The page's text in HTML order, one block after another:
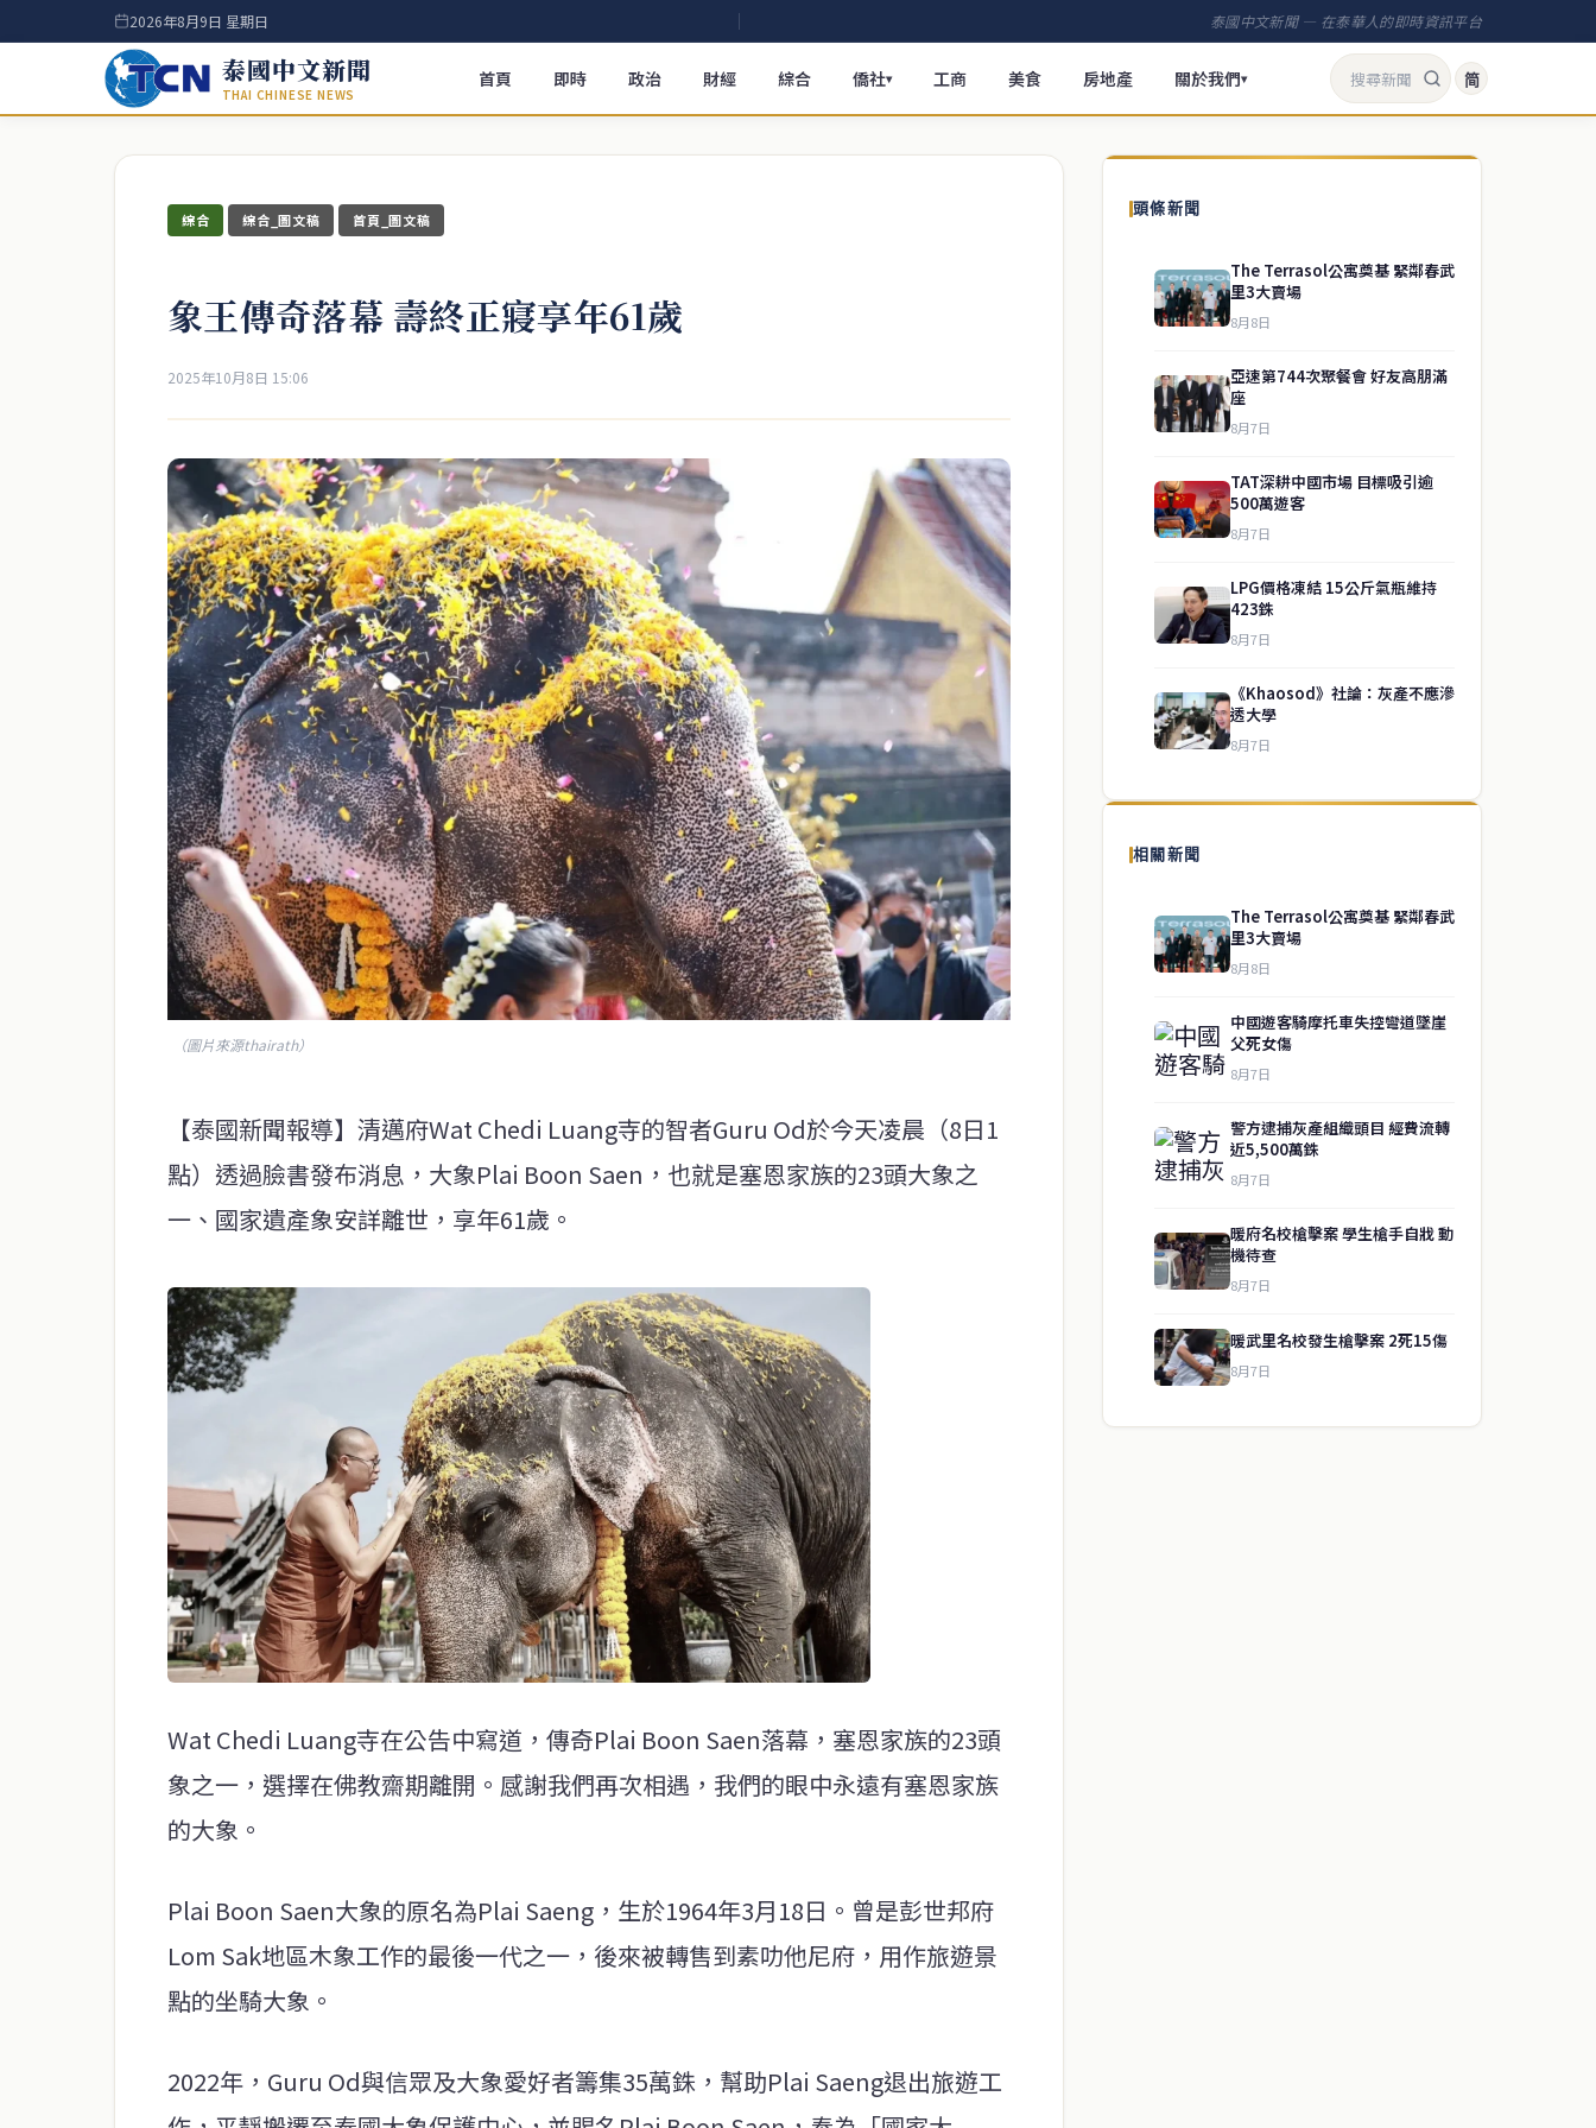
2026年8月9日 星期日 泰國中文新聞 — 在泰華人的即時資訊平台
泰國中文新聞
THAI CHINESE NEWS
首頁 即時 政治 財經 綜合 僑社▾ 工商 美食 房地產 關於我們▾ 简
綜合 綜合_圖文稿 首頁_圖文稿
象王傳奇落幕 壽終正寢享年61歲
2025年10月8日 15:06
（圖片來源thairath）
【泰國新聞報導】清邁府Wat Chedi Luang寺的智者Guru Od於今天凌晨（8日1
點）透過臉書發布消息，大象Plai Boon Saen，也就是塞恩家族的23頭大象之
一、國家遺產象安詳離世，享年61歲。
Wat Chedi Luang寺在公告中寫道，傳奇Plai Boon Saen落幕，塞恩家族的23頭
象之一，選擇在佛教齋期離開。感謝我們再次相遇，我們的眼中永遠有塞恩家族
的大象。
Plai Boon Saen大象的原名為Plai Saeng，生於1964年3月18日。曾是彭世邦府
Lom Sak地區木象工作的最後一代之一，後來被轉售到素叻他尼府，用作旅遊景
點的坐騎大象。
2022年，Guru Od與信眾及大象愛好者籌集35萬銖，幫助Plai Saeng退出旅遊工
頭條新聞
The Terrasol公寓奠基 緊鄰春武
里3大賣場
8月8日
亞速第744次聚餐會 好友高朋滿
座
8月7日
TAT深耕中國市場 目標吸引逾
500萬遊客
8月7日
LPG價格凍結 15公斤氣瓶維持
423銖
8月7日
《Khaosod》社論：灰產不應滲
透大學
8月7日
相關新聞
The Terrasol公寓奠基 緊鄰春武
里3大賣場
8月8日
中國遊客騎摩托車失控彎道墜崖
父死女傷
8月7日
警方逮捕灰產組織頭目 經費流轉
近5,500萬銖
8月7日
暖府名校槍擊案 學生槍手自戕 動
機待查
8月7日
暖武里名校發生槍擊案 2死15傷
8月7日